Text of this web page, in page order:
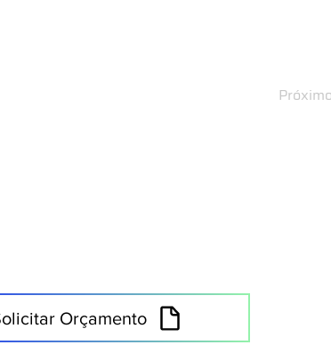
Orçamento